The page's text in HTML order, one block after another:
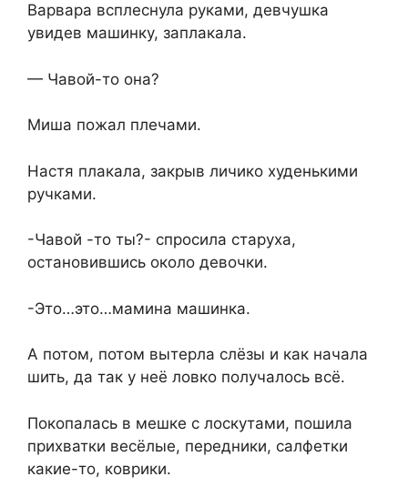
Варвара всплеснула руками, девчушка
увидев машинку, заплакала.
— Чавой-то она?
Миша пожал плечами.
Настя плакала, закрыв личико худенькими
ручками.
-Чавой -то ты?- спросила старуха,
остановившись около девочки.
-Это…это…мамина машинка.
А потом, потом вытерла слёзы и как начала
шить, да так у неё ловко получалось всё.
Покопалась в мешке с лоскутами, пошила
прихватки весёлые, передники, салфетки
какие-то, коврики.